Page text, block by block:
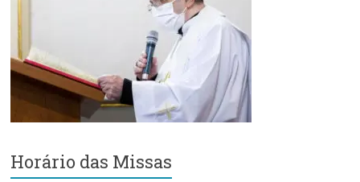
Episcopal
Sé
Setor
Horário das Missas